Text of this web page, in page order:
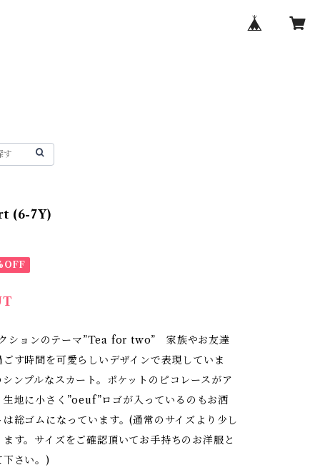
(6-7Y)
ションのテーマ”Tea for two” 家族やお友達
す時間を可愛らしいデザインで表現していま
ンプルなスカート。ポケットのピコレースがア
生地に小さく”oeuf”ロゴが入っているのもお洒
総ゴムになっています。(通常のサイズより少し
す。サイズをご確認頂いてお手持ちのお洋服と
下さい。)